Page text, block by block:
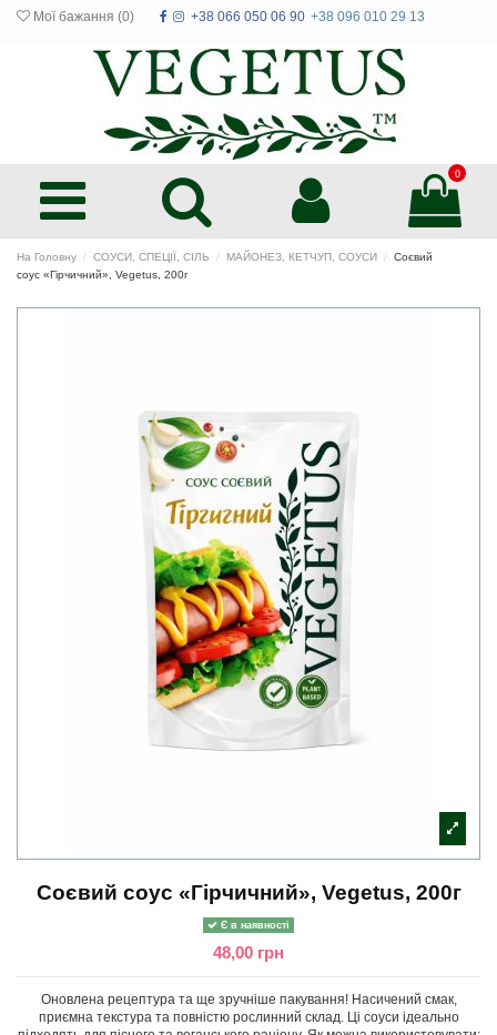
Мої бажання (0) +38 066 050 06 90 +38 096 010 29 13
0
На Головну СОУСИ, СПЕЦІЇ, СІЛЬ МАЙОНЕЗ, КЕТЧУП, СОУСИ
Соєвий
соус «Гірчичний», Vegetus, 200г
Соєвий соус «Гірчичний», Vegetus, 200г
Є в наявності
48,00 грн
Оновлена рецептура та ще зручніше пакування! Насичений смак,
приємна текстура та повністю рослинний склад. Ці соуси ідеально